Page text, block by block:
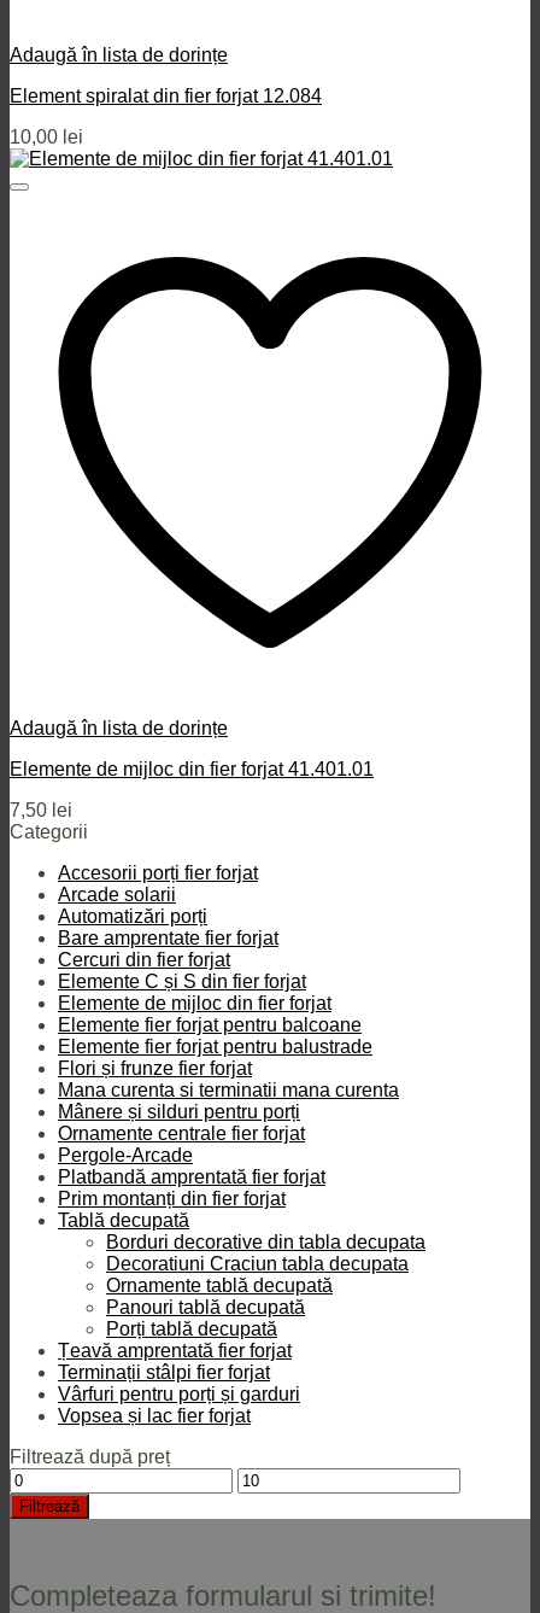
Adaugă în lista de dorințe
Element spiralat din fier forjat 12.084
10,00 lei
Adaugă în lista de dorințe
Elemente de mijloc din fier forjat 41.401.01
7,50 lei
Categorii
Accesorii porți fier forjat
Arcade solarii
Automatizări porți
Bare amprentate fier forjat
Cercuri din fier forjat
Elemente C și S din fier forjat
Elemente de mijloc din fier forjat
Elemente fier forjat pentru balcoane
Elemente fier forjat pentru balustrade
Flori și frunze fier forjat
Mana curenta si terminatii mana curenta
Mânere și silduri pentru porți
Ornamente centrale fier forjat
Pergole-Arcade
Platbandă amprentată fier forjat
Prim montanți din fier forjat
Tablă decupată
Borduri decorative din tabla decupata
Decoratiuni Craciun tabla decupata
Ornamente tablă decupată
Panouri tablă decupată
Porți tablă decupată
Țeavă amprentată fier forjat
Terminații stâlpi fier forjat
Vârfuri pentru porți și garduri
Vopsea și lac fier forjat
Filtrează după preț
Preț
minim
Preț
maxim
Filtrează
Completeaza formularul si trimite!